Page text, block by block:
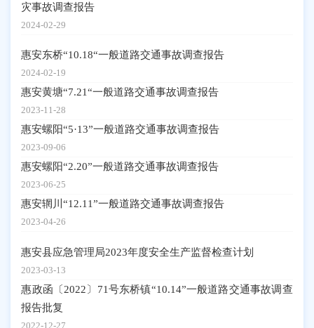
灾事故调查报告
2024-02-29
惠安东桥“10.18“一般道路交通事故调查报告
2024-02-19
惠安黄塘“7.21“一般道路交通事故调查报告
2023-11-28
惠安螺阳“5·13”一般道路交通事故调查报告
2023-09-06
惠安螺阳“2.20”一般道路交通事故调查报告
2023-06-25
惠安辋川“12.11”一般道路交通事故调查报告
2023-04-26
惠安县应急管理局2023年度安全生产监督检查计划
2023-03-13
惠政函〔2022〕71号东桥镇“10.14”一般道路交通事故调查
报告批复
2022-12-27